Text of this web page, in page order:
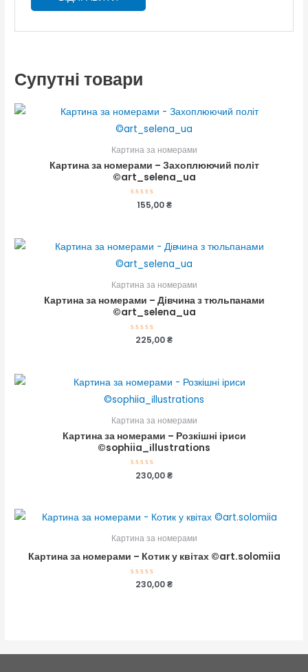
Супутні товари
Картина за номерами
Картина за номерами – Захоплюючий політ
©art_selena_ua
Оцінено
155,00₴
Картина за номерами
Картина за номерами – Дівчина з тюльпанами
©art_selena_ua
Оцінено
225,00₴
Картина за номерами
Картина за номерами – Розкішні іриси
©sophiia_іllustrations
Оцінено
230,00₴
Картина за номерами
Картина за номерами – Котик у квітах ©art.solomiia
Оцінено
230,00₴